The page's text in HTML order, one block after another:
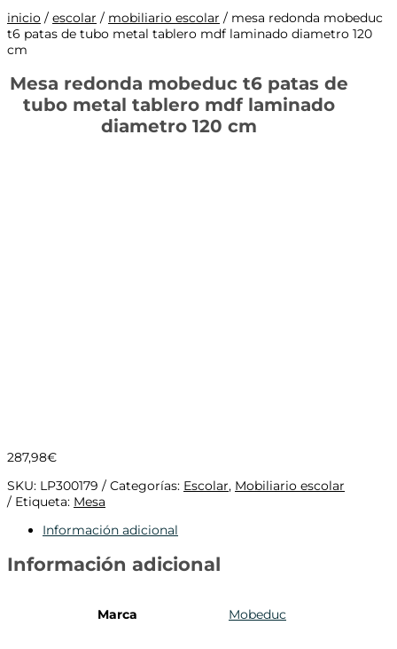
inicio / escolar / mobiliario escolar / mesa redonda mobeduc
t6 patas de tubo metal tablero mdf laminado diametro 120
cm
Mesa redonda mobeduc t6 patas de
tubo metal tablero mdf laminado
diametro 120 cm
287,98€
SKU: LP300179 Categorías: Escolar, Mobiliario escolar
Etiqueta: Mesa
Información adicional
Información adicional
Marca Mobeduc